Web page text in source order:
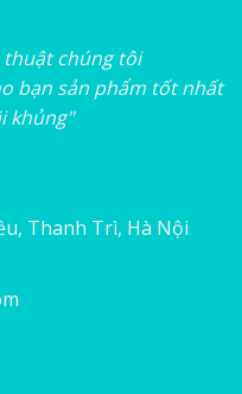
thuật chúng tôi
bạn sản phẩm tốt nhất
khủng"
Thanh Trì, Hà Nội